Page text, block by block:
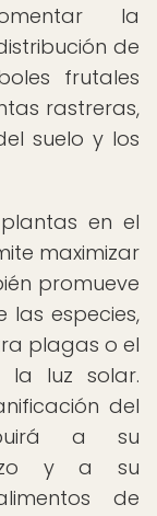
la
de
frutales
rastreras,
suelo y los
en el
maximizar
promueve
las especies,
plagas o el
la luz solar.
del
a su
y a su
de